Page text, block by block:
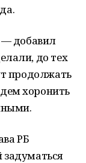
— добавил
до тех
продолжать
хоронить
РБ
задуматься